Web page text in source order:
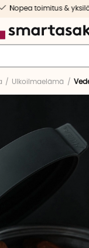
toimitus &
Ulkoilmaelämä